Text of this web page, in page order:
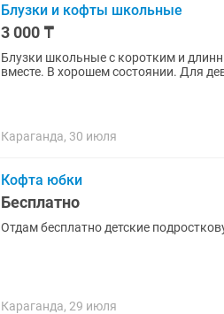
Блузки и кофты школьные
3 000 ₸
Блузки школьные с коротким и
вместе. В хорошем состоянии. Для
Караганда, 30 июля
Кофта юбки
Бесплатно
Отдам бесплатно детские
Караганда, 29 июля